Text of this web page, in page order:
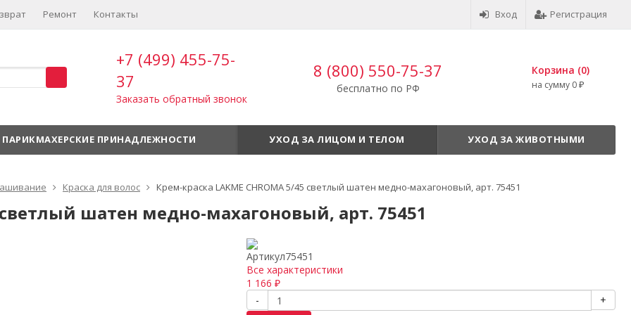
Вход Регистрация
Ремонт Контакты
+7 (499) 455-75-
37
Заказать обратный звонок
8 (800) 550-75-37
бесплатно по РФ
Корзина (0)
на сумму 0 ₽
ПАРИКМАХЕРСКИЕ ПРИНАДЛЕЖНОСТИ УХОД ЗА ЛИЦОМ И ТЕЛОМ УХОД ЗА ЖИВОТНЫМИ
Краска для волос Крем-краска LAKME CHROMA 5/45 светлый шатен медно-махагоновый, арт. 75451
светлый шатен медно-махагоновый, арт. 75451
Артикул75451
Все характеристики
1 166 ₽
-
+